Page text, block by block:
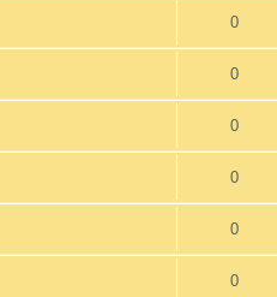
0
0
0
0
0
0